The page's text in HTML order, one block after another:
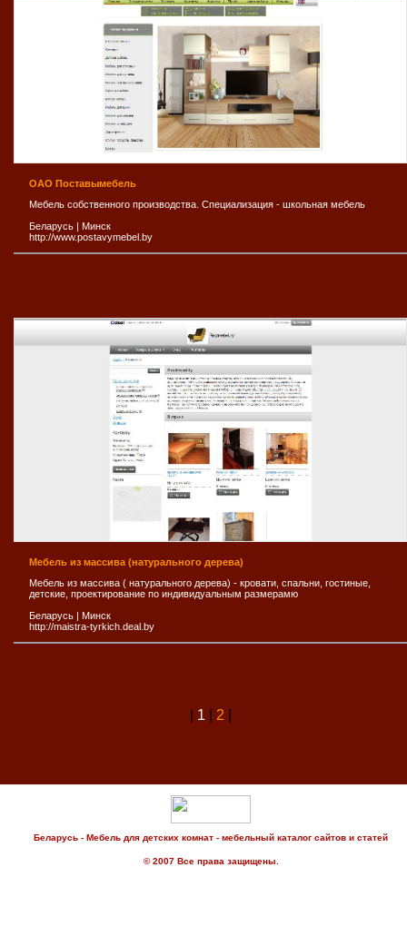
ОАО Поставымебель
Мебель собственного производства. Специализация - школьная мебель
Беларусь
Минск
http://www.postavymebel.by
Мебель из массива (натурального дерева)
Мебель из массива ( натурального дерева) - кровати, спальни, гостиные,
детские, проектирование по индивидуальным размерамю
Беларусь | Минск
http://maistra-tyrkich.deal.by
1 2
Беларусь - Мебель для детских комнат - мебельный каталог сайтов и статей
© 2007 Все права защищены.